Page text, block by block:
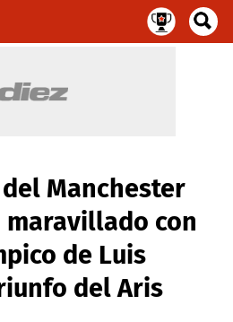
Manchester
con
de Luis
del Aris